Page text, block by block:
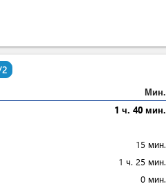
Мин.
1 ч. 40 мин.
15 мин.
1 ч. 25 мин.
0 мин.